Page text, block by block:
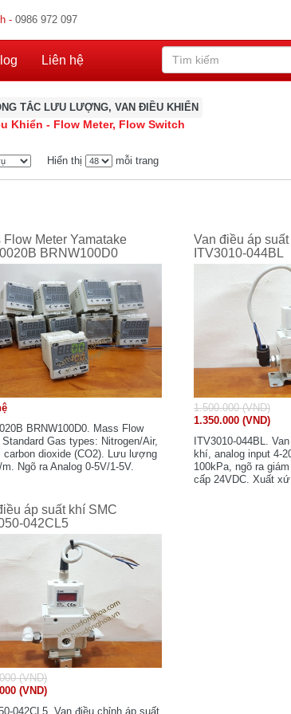
- 0986 972 097
Liên hệ
TẮC LƯU LƯỢNG, VAN ĐIỀU KHIỂN
Khiển - Flow Meter, Flow Switch
Hiển thị mỗi trang
Flow Meter Yamatake
BRNW100D0
BRNW100D0. Mass Flow
Standard Gas types: Nitrogen/Air,
carbon dioxide (CO2). Lưu lượng
Ngõ ra Analog 0-5V/1-5V.
Van điều áp
ITV3010-044BL
1.500.000 (VND)
1.350.000 (VND)
ITV3010-044BL.
khí, analog input 4-
100kPa, ngõ ra
cấp 24VDC. Xuất
áp suất khí SMC
042CL5
(VND)
(VND)
042CL5. Van điều chỉnh áp suất